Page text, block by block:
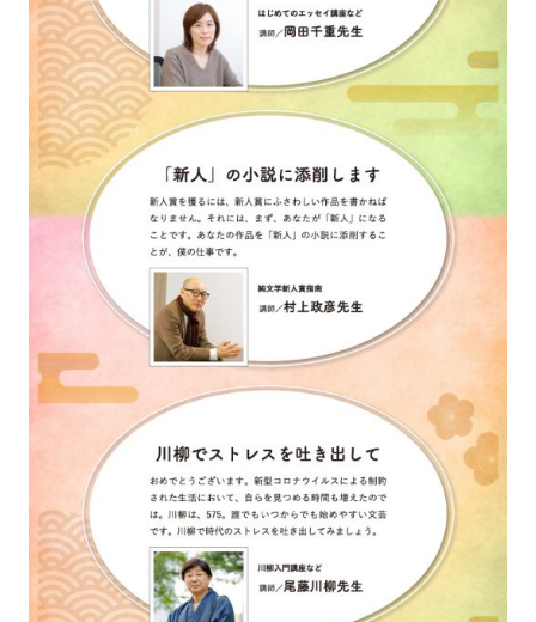
資料請求／お問い合わせ
オンライン課題提出